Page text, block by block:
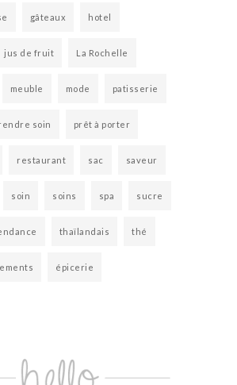
gâteaux hotel
jus de fruit La Rochelle
meuble mode patisserie
soin prêt à porter
restaurant sac saveur
soin soins spa sucre
thaïlandais thé
épicerie